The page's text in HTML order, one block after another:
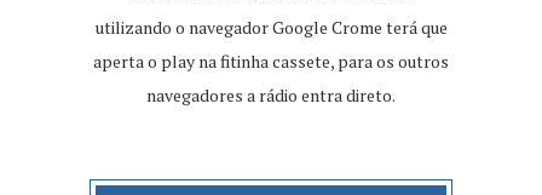
utilizando o navegador Google Crome terá que
aperta o play na fitinha cassete, para os outros
navegadores a rádio entra direto.